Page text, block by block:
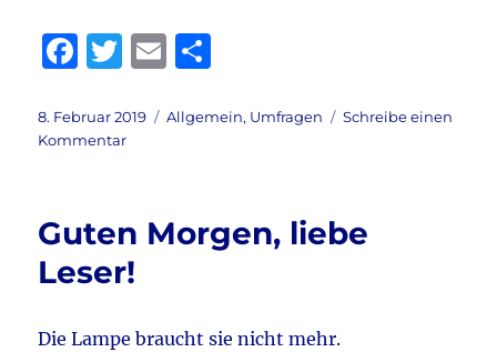
#1
F
c
e
o
o
T
it
te
E
ai le
Veröffentlicht
am
8. Februar 2019 Kategorien
Allgemein, Umfragen
Schreibe einen
Kommentarzu
…
Guten Morgen, liebe
Leser!
Die Lampe braucht sie nicht mehr.